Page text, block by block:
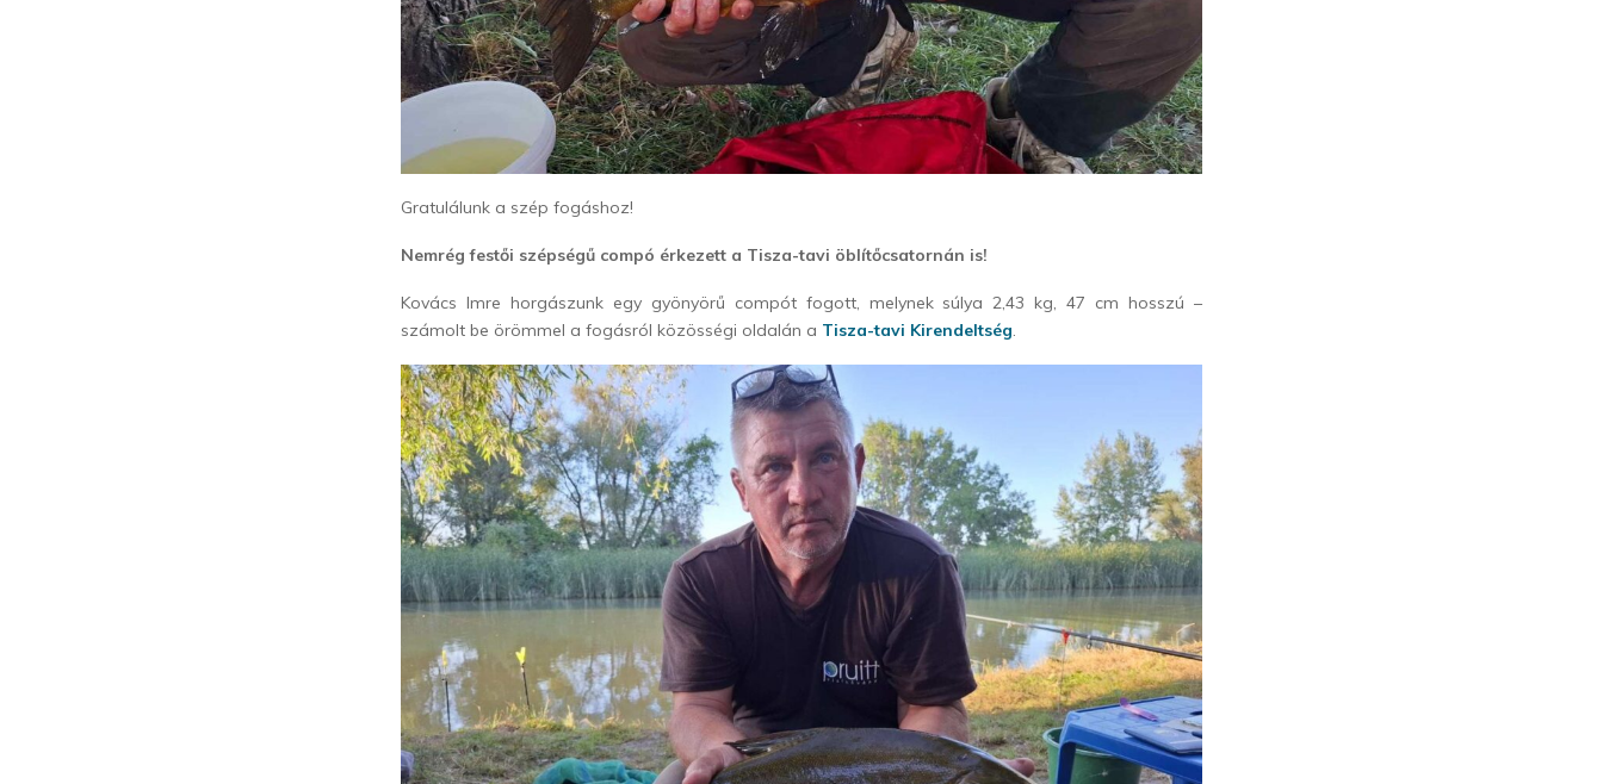
Gratulálunk a szép fogáshoz!
Nemrég festői szépségű compó érkezett a Tisza-tavi öblítőcsatornán is!
Kovács Imre horgászunk egy gyönyörű compót fogott, melynek súlya 2,43 kg, 47 cm hosszú –
számolt be örömmel a fogásról közösségi oldalán a Tisza-tavi Kirendeltség.